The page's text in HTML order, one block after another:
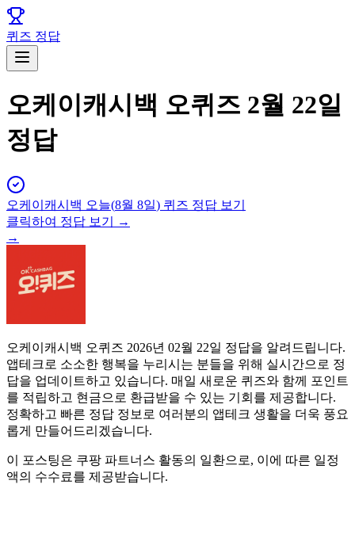
퀴즈 정답
오케이캐시백 오퀴즈 2월 22일
정답
오케이캐시백 오늘(8월 8일) 퀴즈 정답 보기
클릭하여 정답 보기 →
→
오케이캐시백 오퀴즈 2026년 02월 22일 정답을 알려드립니다.
앱테크로 소소한 행복을 누리시는 분들을 위해 실시간으로 정
답을 업데이트하고 있습니다. 매일 새로운 퀴즈와 함께 포인트
를 적립하고 현금으로 환급받을 수 있는 기회를 제공합니다.
정확하고 빠른 정답 정보로 여러분의 앱테크 생활을 더욱 풍요
롭게 만들어드리겠습니다.
이 포스팅은 쿠팡 파트너스 활동의 일환으로, 이에 따른 일정
액의 수수료를 제공받습니다.